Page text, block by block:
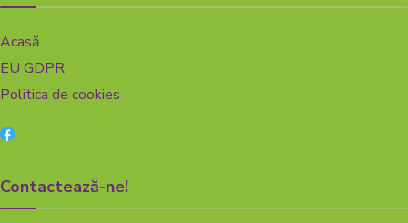
Acasă
EU GDPR
Politica de cookies
Contactează-ne!